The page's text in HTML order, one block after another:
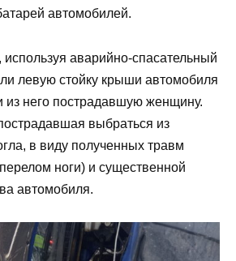
автомобилей.
аварийно-спасательный
левую стойку крыши автомобиля
из него пострадавшую женщину.
выбраться из
в виду полученных травм
ноги) и существенной
автомобиля.